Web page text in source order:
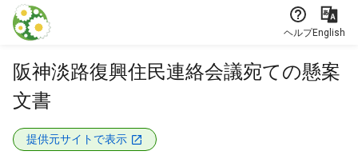
本文に飛ぶ
ヘルプEnglish
阪神淡路復興住民連絡会議宛ての懸案
文書
提供元サイトで表示